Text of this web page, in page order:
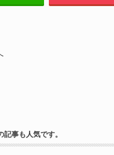
記事も人気です。